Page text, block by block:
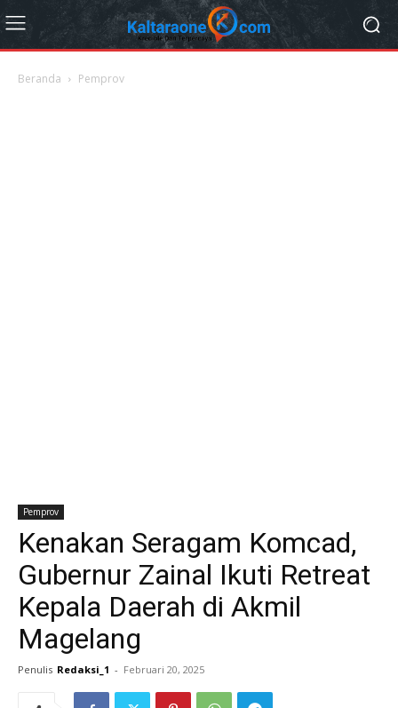
Beranda Pemprov
Pemprov
Kenakan Seragam Komcad,
Gubernur Zainal Ikuti Retreat
Kepala Daerah di Akmil
Magelang
Penulis Redaksi_1 - Februari 20, 2025